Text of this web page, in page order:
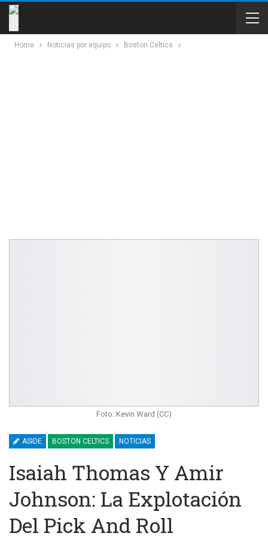
Home Noticias por equipo Boston Celtics
Foto: Kevin Ward (CC)
ASIDE BOSTON CELTICS NOTICIAS
Isaiah Thomas Y Amir
Johnson: La Explotación
Del Pick And Roll